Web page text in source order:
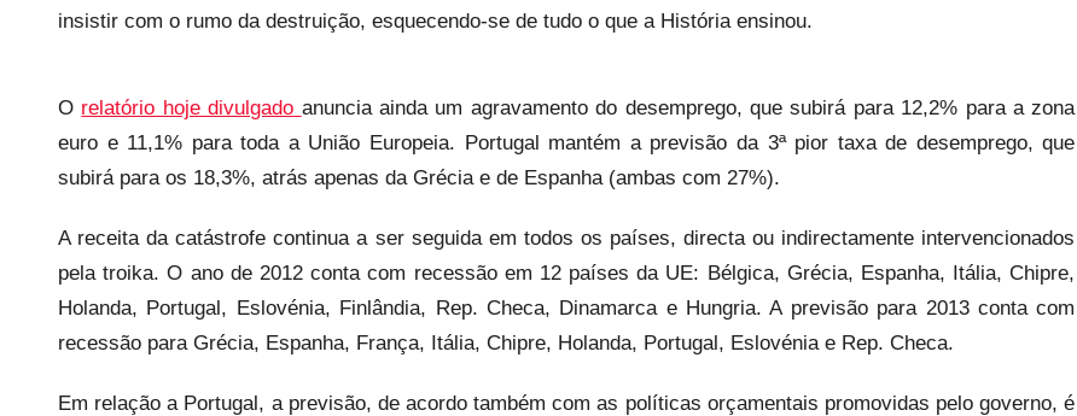
a
o
s
i
f
l
i
insistir com o rumo da destruição, esquecendo-se de tudo o que a História ensinou.
O relatório hoje divulgado anuncia ainda um agravamento do desemprego, que subirá para 12,2% para a zona
euro e 11,1% para toda a União Europeia. Portugal mantém a previsão da 3ª pior taxa de desemprego, que
subirá para os 18,3%, atrás apenas da Grécia e de Espanha (ambas com 27%).
A receita da catástrofe continua a ser seguida em todos os países, directa ou indirectamente intervencionados
pela troika. O ano de 2012 conta com recessão em 12 países da UE: Bélgica, Grécia, Espanha, Itália, Chipre,
Holanda, Portugal, Eslovénia, Finlândia, Rep. Checa, Dinamarca e Hungria. A previsão para 2013 conta com
recessão para Grécia, Espanha, França, Itália, Chipre, Holanda, Portugal, Eslovénia e Rep. Checa.
Em relação a Portugal, a previsão, de acordo também com as políticas orçamentais promovidas pelo governo, é